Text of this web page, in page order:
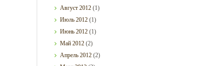
Август2012 (1)
Июль2012 (1)
Июнь2012 (1)
Май2012 (2)
Апрель2012 (2)